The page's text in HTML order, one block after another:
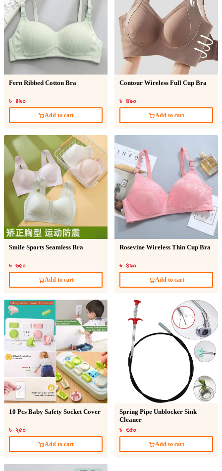
Fern Ribbed Cotton Bra
৳ ৪৯০
Add to cart
Contour Wireless Full Cup Bra
৳ ৪৯০
Add to cart
Smile Sports Seamless Bra
৳ ৬৫০
Add to cart
Rosevine Wireless Thin Cup Bra
৳ ৪৯০
Add to cart
10 Pcs Baby Safety Socket Cover
৳ ২৫০
Add to cart
Spring Pipe Unblocker Sink
Cleaner
৳ ৩৫০
Add to cart